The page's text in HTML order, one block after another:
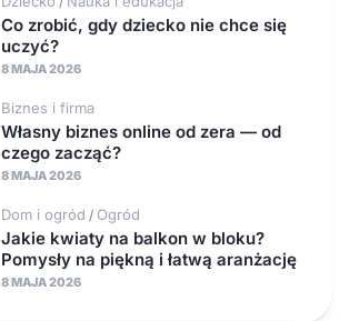
Co zrobić, gdy dziecko nie chce się
uczyć?
8 MAJA 2026
Biznes i firma
Własny biznes online od zera — od
czego zacząć?
8 MAJA 2026
Dom i ogród / Ogród
Jakie kwiaty na balkon w bloku?
Pomysły na piękną i łatwą aranżację
8 MAJA 2026